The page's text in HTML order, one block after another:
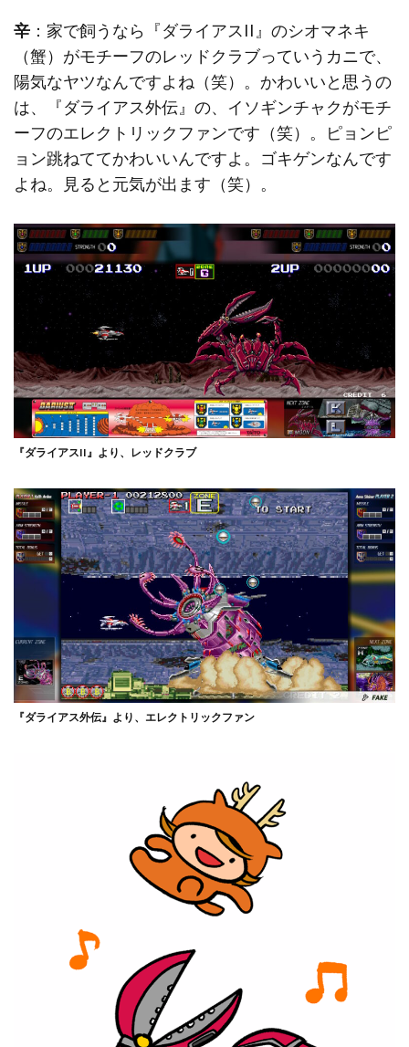
辛 ：家で飼うなら『ダライアスII』のシオマネキ
（蟹）がモチーフのレッドクラブっていうカニで、
陽気なヤツなんですよね（笑）。かわいいと思うの
は、『ダライアス外伝』の、イソギンチャクがモチ
ーフのエレクトリックファンです（笑）。ピョンピ
ョン跳ねててかわいいんですよ。ゴキゲンなんです
よね。見ると元気が出ます（笑）。
『ダライアスII』より、レッドクラブ
『ダライアス外伝』より、エレクトリックファン